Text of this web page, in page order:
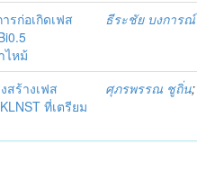
ก่อเกิดเฟส
ไหม้
ธีระชัย บงการณ์
ร้างเฟส
ที่เตรียม
ศุภรพรรณ ชูถิ่น;